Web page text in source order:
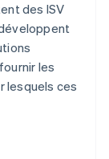
des ISV
les
lesquels ces